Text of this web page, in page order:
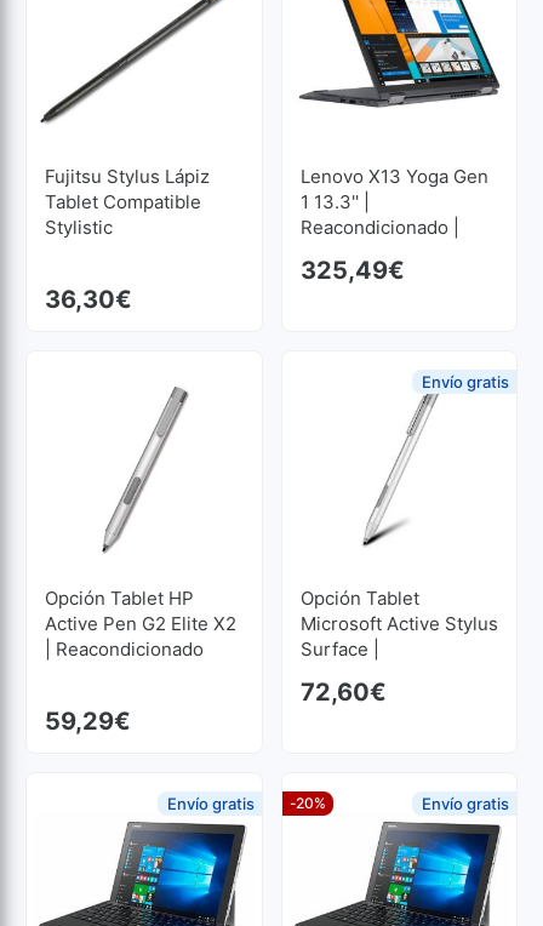
Fujitsu Stylus Lápiz
Tablet Compatible
Stylistic
36,30€
Lenovo X13 Yoga Gen
1 13.3'' |
Reacondicionado |
RAM | 256 GB SSD M2
325,49€
Opción Tablet HP
Active Pen G2 Elite X2
| Reacondicionado
59,29€
Opción Tablet
Microsoft Active Stylus
Surface |
72,60€
Envío gratis
Envío gratis -20% Envío gratis